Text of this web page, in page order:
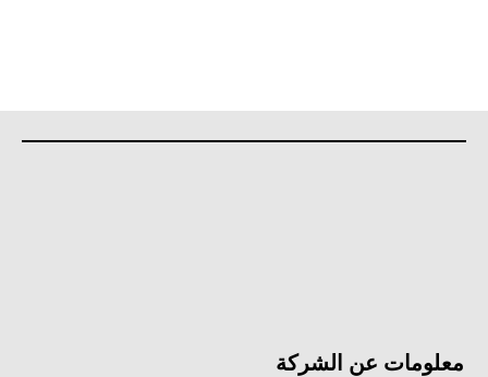
معلومات عن الشركة